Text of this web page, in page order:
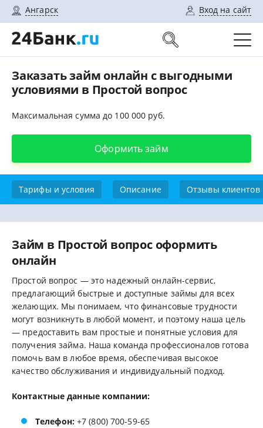
Ангарск Вход на сайт
Заказать займ онлайн с выгодными
условиями в Простой вопрос
Максимальная сумма до 100 000 руб.
Оформить займ
Тарифы и условия Описание Отзывы клиентов
Займ в Простой вопрос оформить
онлайн
Простой вопрос — это надежный онлайн-сервис,
предлагающий быстрые и доступные займы для всех
желающих. Мы понимаем, что финансовые трудности
могут возникнуть в любой момент, и поэтому наша цель
— предоставить вам простые и понятные условия для
получения займа. Наша команда профессионалов готова
помочь вам в любое время, обеспечивая высокое
качество обслуживания и индивидуальный подход.
Контактные данные компании:
Телефон:+7 (800) 700-59-65